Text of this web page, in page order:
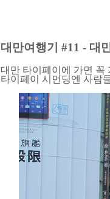
대만여행기 #11 - 대
대만 타이페이에 가면 꼭
타이페이 시먼딩엔 사람